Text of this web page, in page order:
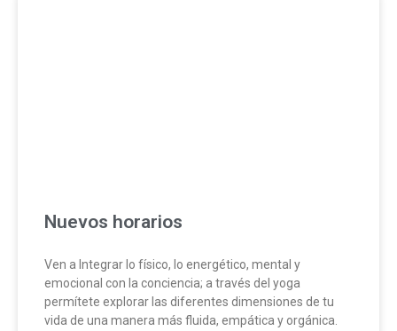
Nuevos horarios
Ven a Integrar lo físico, lo energético, mental y
emocional con la conciencia; a través del yoga
permítete explorar las diferentes dimensiones de tu
vida de una manera más fluida, empática y orgánica.